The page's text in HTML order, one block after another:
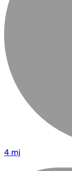
4 mj